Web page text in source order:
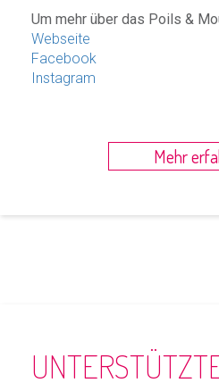
Um mehr über das Poils &
Webseite
Facebook
Instagram
Mehr